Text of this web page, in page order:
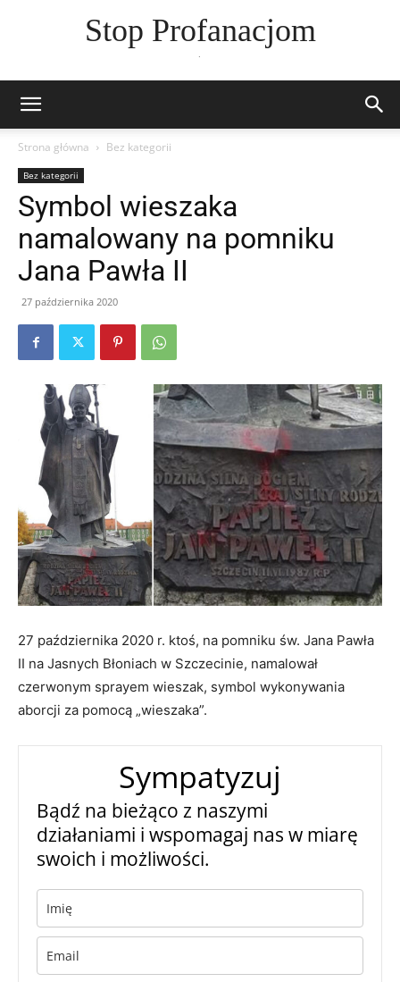
Stop Profanacjom
Strona główna Bez kategorii
Bez kategorii
Symbol wieszaka
namalowany na pomniku
Jana Pawła II
27 października 2020
27 października 2020 r. ktoś, na pomniku św. Jana Pawła
II na Jasnych Błoniach w Szczecinie, namalował
czerwonym sprayem wieszak, symbol wykonywania
aborcji za pomocą „wieszaka”.
Sympatyzuj
Bądź na bieżąco z naszymi
działaniami i wspomagaj nas w miarę
swoich i możliwości.